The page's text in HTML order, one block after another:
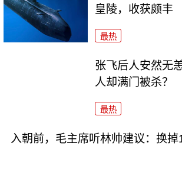
皇陵，收获颇丰
最热
张飞后人安然无
人却满门被杀？
最热
入朝前，毛主席听林帅建议：换